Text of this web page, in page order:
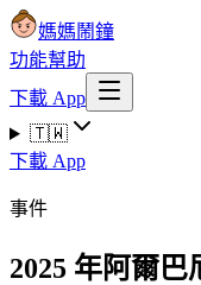
媽媽鬧鐘
功能幫助
下載 App
🇹🇼
下載 App
事件
2025 年阿爾巴